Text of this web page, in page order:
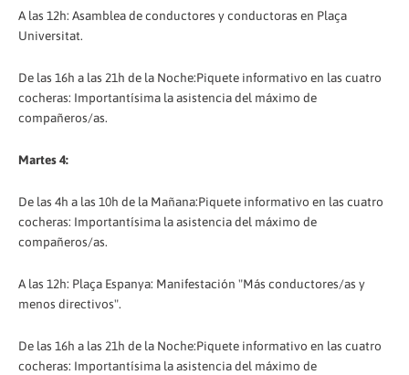
A las 12h: Asamblea de conductores y conductoras en Plaça
Universitat.
De las 16h a las 21h de la Noche:Piquete informativo en las cuatro
cocheras: Importantísima la asistencia del máximo de
compañeros/as.
Martes 4:
De las 4h a las 10h de la Mañana:Piquete informativo en las cuatro
cocheras: Importantísima la asistencia del máximo de
compañeros/as.
A las 12h: Plaça Espanya: Manifestación "Más conductores/as y
menos directivos".
De las 16h a las 21h de la Noche:Piquete informativo en las cuatro
cocheras: Importantísima la asistencia del máximo de